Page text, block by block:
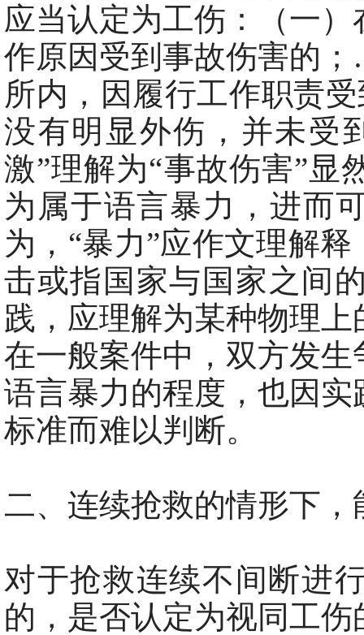
应当认定为工伤：（一
作原因受到事故伤害的
所内，因履行工作职责
没有明显外伤，并未受
激”理解为“事故伤害”显
为属于语言暴力，进而
为，“暴力”应作文理解
击或指国家与国家之间
践，应理解为某种物理
在一般案件中，双方发
语言暴力的程度，也因
标准而难以判断。
二、连续抢救的情形下，
对于抢救连续不间断进
的，是否认定为视同工